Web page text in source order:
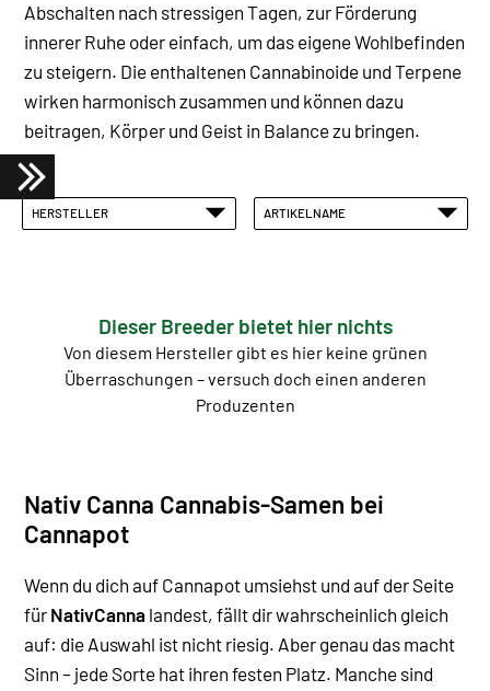
Abschalten nach stressigen Tagen, zur Förderung
innerer Ruhe oder einfach, um das eigene Wohlbefinden
zu steigern. Die enthaltenen Cannabinoide und Terpene
wirken harmonisch zusammen und können dazu
beitragen, Körper und Geist in Balance zu bringen.
HERSTELLER ARTIKELNAME
Dieser Breeder bietet hier nichts
Von diesem Hersteller gibt es hier keine grünen
Überraschungen – versuch doch einen anderen
Produzenten
Nativ Canna Cannabis-Samen bei
Cannapot
Wenn du dich auf Cannapot umsiehst und auf der Seite
für NativCanna landest, fällt dir wahrscheinlich gleich
auf: die Auswahl ist nicht riesig. Aber genau das macht
Sinn – jede Sorte hat ihren festen Platz. Manche sind